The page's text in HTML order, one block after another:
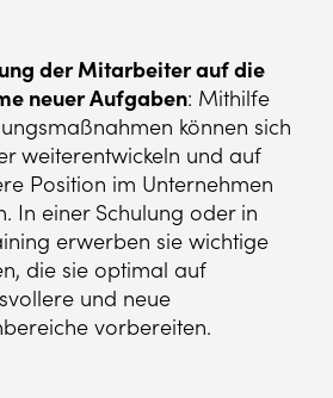
der Mitarbeiter auf die
neuer Aufgaben: Mithilfe
können sich
weiterentwickeln und auf
Position im Unternehmen
In einer Schulung oder in
erwerben sie wichtige
die sie optimal auf
und neue
vorbereiten.